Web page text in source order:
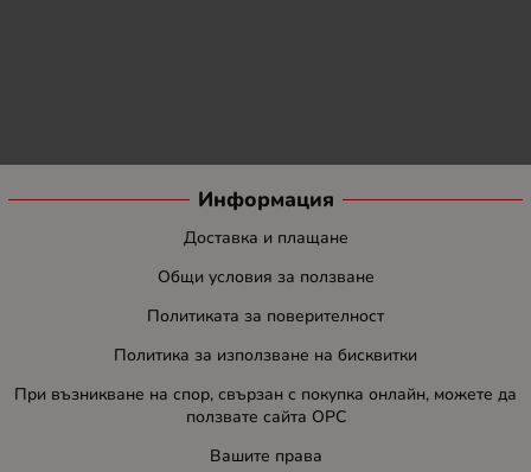
Информация
Доставка и плащане
Общи условия за ползване
Политиката за поверителност
Политика за използване на бисквитки
При възникване на спор, свързан с покупка онлайн, можете да
ползвате сайта ОРС
Вашите права